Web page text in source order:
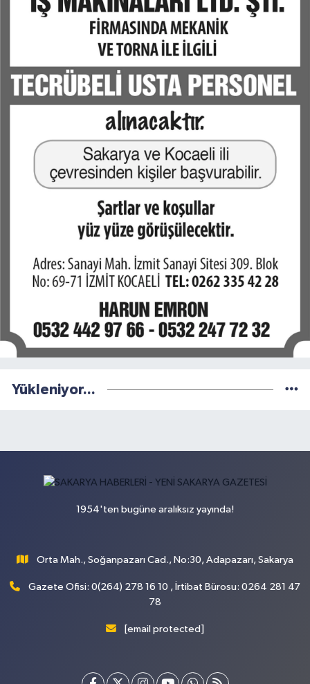
Yükleniyor...
1954'ten bugüne aralıksız yayında!
Orta Mah., Soğanpazarı Cad., No:30, Adapazarı, Sakarya
Gazete Ofisi: 0(264) 278 16 10 , İrtibat Bürosu: 0264 281 47
78
[email protected]